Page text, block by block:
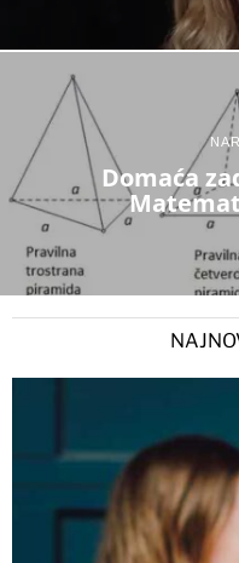
Domaća